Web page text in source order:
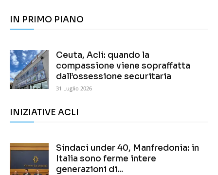
IN PRIMO PIANO
Ceuta, Acli: quando la
compassione viene sopraffatta
dall’ossessione securitaria
31 Luglio 2026
INIZIATIVE ACLI
Sindaci under 40, Manfredonia: in
Italia sono ferme intere
generazioni di...